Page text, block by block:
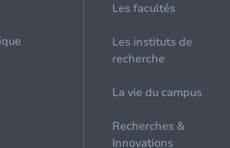
Les facultés
Les instituts de
recherche
La vie du campus
Recherches &
Innovations